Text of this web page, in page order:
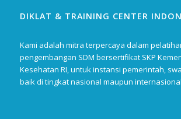
DIKLAT & TRAINING CENTER
Kami adalah mitra terpercaya dalam
pengembangan SDM bersertifikat SKP
Kesehatan RI, untuk instansi pemerintah,
baik di tingkat nasional maupun